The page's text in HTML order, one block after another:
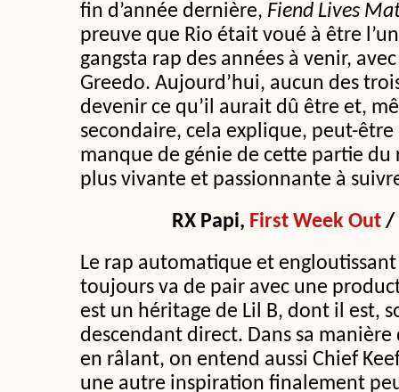
fin d’année dernière, Fiend Lives
preuve que Rio était voué à être
gangsta rap des années à venir,
Greedo. Aujourd’hui, aucun des
devenir ce qu’il aurait dû être et,
secondaire, cela explique, peut-
manque de génie de cette partie
plus vivante et passionnante à
RX Papi, First Week Out/
Le rap automatique et engloutissant
toujours va de pair avec une
est un héritage de Lil B, dont il est,
descendant direct. Dans sa
en râlant, on entend aussi Chief
une autre inspiration finalement